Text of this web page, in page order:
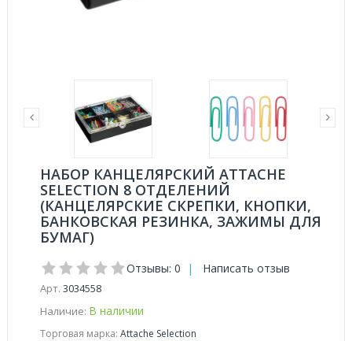
НАБОР КАНЦЕЛЯРСКИЙ ATTACHE
SELECTION 8 ОТДЕЛЕНИЙ
(КАНЦЕЛЯРСКИЕ СКРЕПКИ, КНОПКИ,
БАНКОВСКАЯ РЕЗИНКА, ЗАЖИМЫ ДЛЯ
БУМАГ)
Отзывы: 0 | Написать отзыв
Арт. 3034558
Наличие: В наличии
Торговая марка: Attache Selection